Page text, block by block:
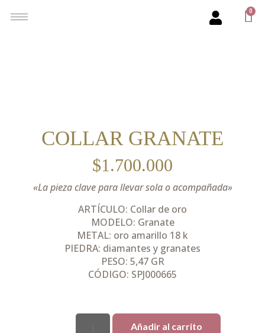
0
COLLAR GRANATE
$1.700.000
«La pieza clave para llevar sola o acompañada»
ARTÍCULO: Collar de oro
MODELO: Granate
METAL: oro amarillo 18 k
PIEDRA: diamantes y granates
PESO: 5,47 GR
CÓDIGO: SPJ000665
Añadir al carrito